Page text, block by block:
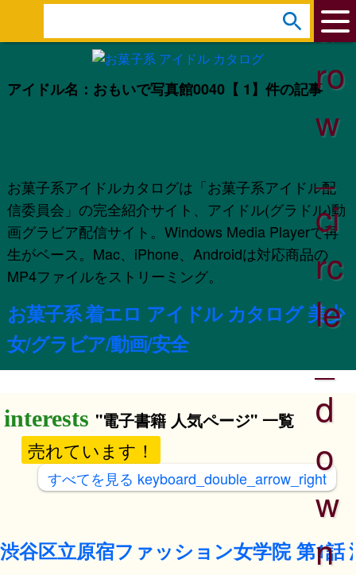
アイドル名：おもいで写真館0040【 1】件の記事
お菓子系アイドルカタログは「お菓子系アイドル配
信委員会」の完全紹介サイト、アイドル(グラドル)動
画グラビア配信サイト。Windows Media Playerで再
生がベース。Mac、iPhone、Androidは対応商品の
MP4ファイルをストリーミング。
お菓子系 着エロ アイドル カタログ 美少
女/グラビア/動画/安全
e
r
ar
ro
w
_
ci
rc
le
_
d
o
w
n
"電子書籍 人気ページ" 一覧
売れています！
すべてを見る keyboard_double_arrow_right
渋谷区立原宿ファッション女学院 第1話